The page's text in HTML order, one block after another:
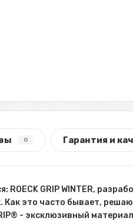
0 Гарантия и
GRIP WINTER,
Как это часто бывает,
- эксклюзивный